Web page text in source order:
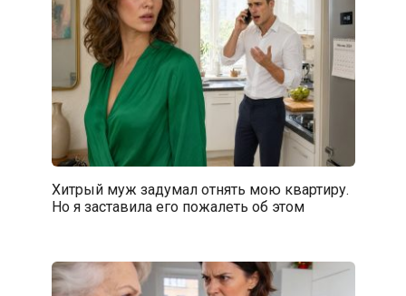
Хитрый муж задумал отнять мою квартиру.
Но я заставила его пожалеть об этом